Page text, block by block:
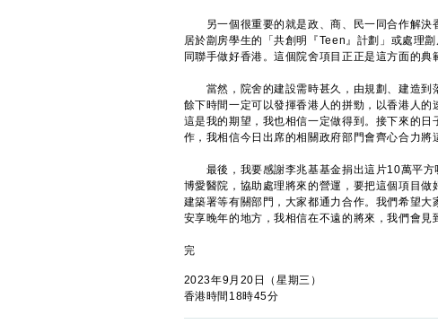
另一個很重要的就是政、商、民一同合作解決
居於劏房學生的「共創明『Teen』計劃」或處理
同聯手做好香港。這個院舍項目正正是這方面的典
當然，院舍的建設需時甚久，由規劃、建造到
餘下時間一定可以發揮香港人的拼勁，以香港人的
這是我的期望，我也相信一定做得到。接下來的
作，我相信今日出席的相關政府部門會齊心合力將
最後，我要感謝李兆基基金捐出這片10萬平方
博愛醫院，協助處理將來的營運，要把這個項目做
建築署等有關部門，大家都通力合作。我們希望
安享晚年的地方，我相信在不遠的將來，我們會見
完
2023年9月20日（星期三）
香港時間18時45分